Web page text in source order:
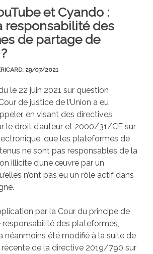
et Cyando :
responsabilité des
de partage de
29/07/2021
le 22 juin 2021 sur question
de justice de l’Union a eu
en visant des directives
le droit d’auteur et 2000/31/CE sur
que les plateformes de
ne sont pas responsables de la
illicite d’une œuvre par un
n’ont pas eu un rôle actif dans
par la Cour du principe de
responsabilité des plateformes,
néanmoins été modifié à la suite de
de la directive 2019/790 sur